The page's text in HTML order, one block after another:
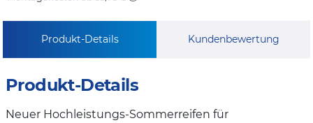
Produkt-Details Kundenbewertung
Produkt-Details
Neuer Hochleistungs-Sommerreifen für